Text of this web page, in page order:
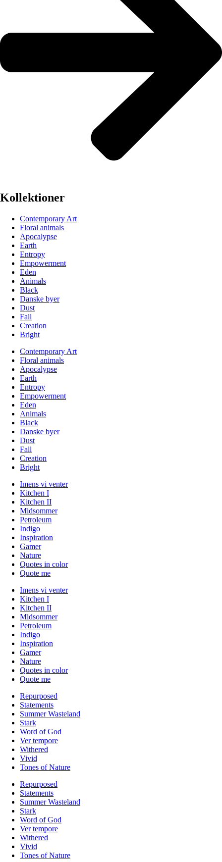
Kollektioner
Contemporary Art
Floral animals
Apocalypse
Earth
Entropy
Empowerment
Eden
Animals
Black
Danske byer
Dust
Fall
Creation
Bright
Contemporary Art
Floral animals
Apocalypse
Earth
Entropy
Empowerment
Eden
Animals
Black
Danske byer
Dust
Fall
Creation
Bright
Imens vi venter
Kitchen I
Kitchen II
Midsommer
Petroleum
Indigo
Inspiration
Gamer
Nature
Quotes in color
Quote me
Imens vi venter
Kitchen I
Kitchen II
Midsommer
Petroleum
Indigo
Inspiration
Gamer
Nature
Quotes in color
Quote me
Repurposed
Statements
Summer Wasteland
Stark
Word of God
Ver tempore
Withered
Vivid
Tones of Nature
Repurposed
Statements
Summer Wasteland
Stark
Word of God
Ver tempore
Withered
Vivid
Tones of Nature